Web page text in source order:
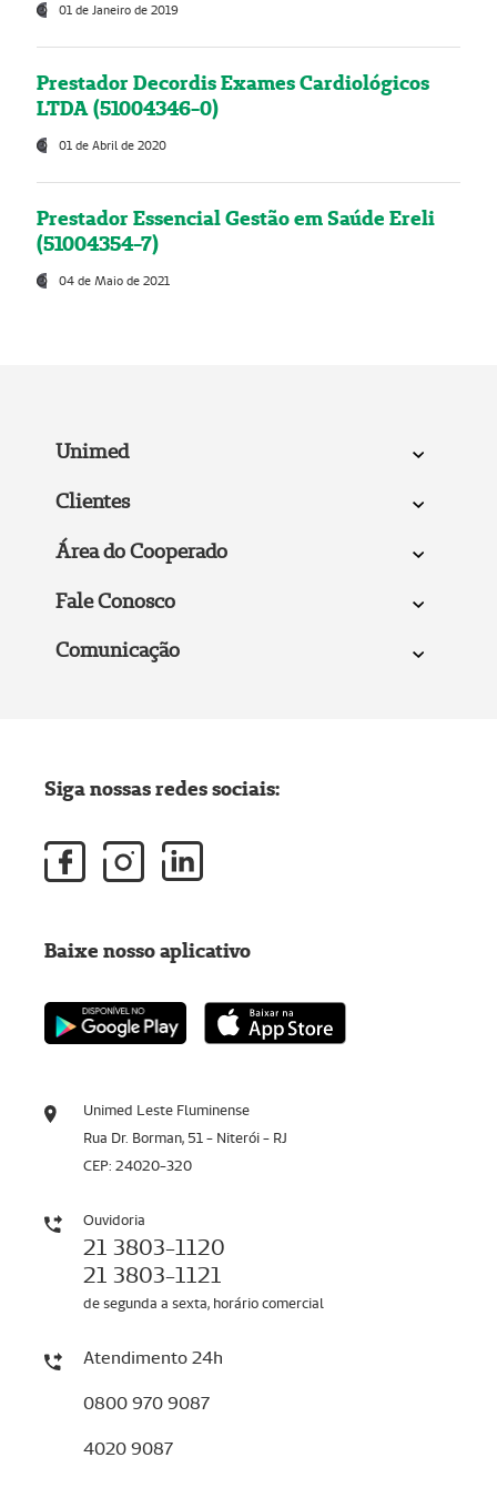
01 de Janeiro de 2019
Prestador Decordis Exames Cardiológicos
LTDA (51004346-0)
01 de Abril de 2020
Prestador Essencial Gestão em Saúde Ereli
(51004354-7)
04 de Maio de 2021
Unimed
Clientes
Área do Cooperado
Fale Conosco
Comunicação
Unimed Leste Fluminense
Rua Dr. Borman, 51 - Niterói - RJ
CEP: 24020-320
Ouvidoria
21 3803-1120
21 3803-1121
de segunda a sexta, horário comercial
Atendimento 24h
0800 970 9087
4020 9087
Siga nossas redes sociais:
Baixe nosso aplicativo